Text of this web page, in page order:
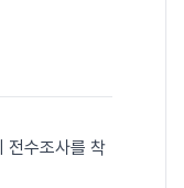
전수조사를 착